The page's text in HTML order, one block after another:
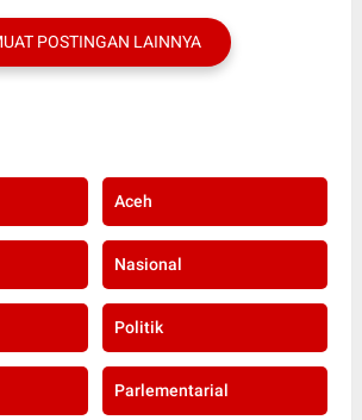
POSTINGAN LAINNYA
Aceh
Nasional
Politik
Parlementarial